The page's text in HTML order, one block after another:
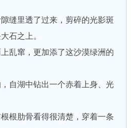
里透了过来，剪碎的光影斑
石之上。
窜，更加添了这沙漠绿洲的
湖中钻出一个赤着上身、光
肋骨看得很清楚，穿着一条